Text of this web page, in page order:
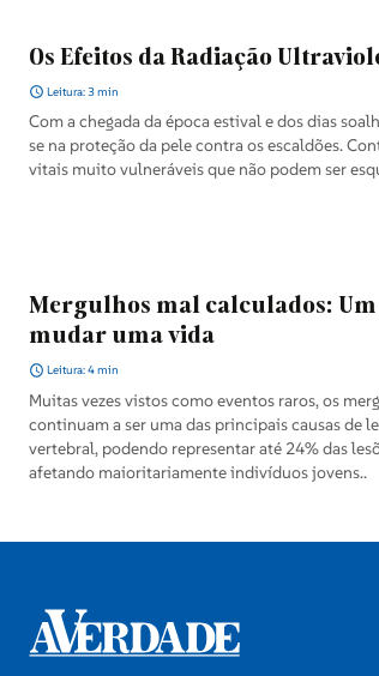
Classificados
Falecimentos
Os Efeitos da Radiação
Leitura: 3 min
Com a chegada da época estival e dos dias
se na proteção da pele contra os escaldões.
vitais muito vulneráveis que não podem ser
Mergulhos mal calculados: Um
mudar uma vida
Leitura: 4 min
Muitas vezes vistos como eventos raros, os
continuam a ser uma das principais causas de
vertebral, podendo representar até 24% das
afetando maioritariamente indivíduos jovens..